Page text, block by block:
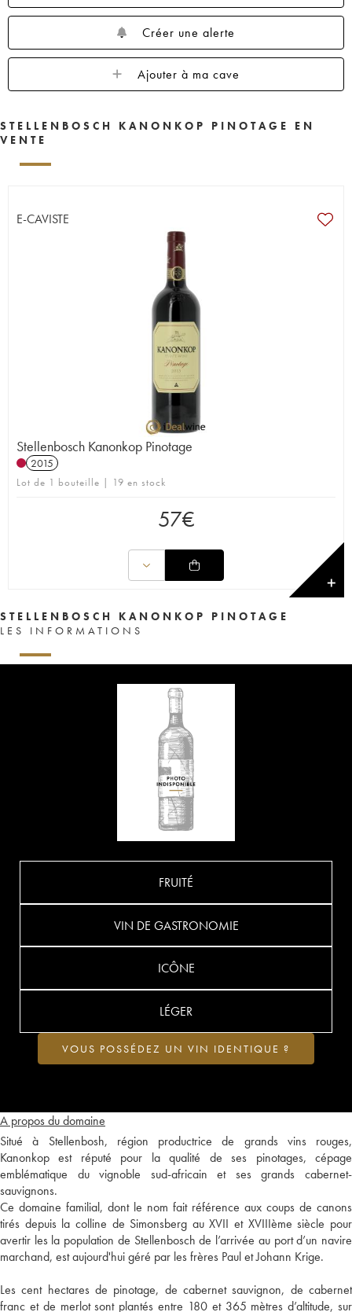
Créer une alerte
Ajouter à ma cave
STELLENBOSCH KANONKOP PINOTAGE EN
VENTE
E-CAVISTE
Stellenbosch Kanonkop Pinotage
2015
Lot de 1 bouteille | 19 en stock
57€
✕
STELLENBOSCH KANONKOP PINOTAGE
LES INFORMATIONS
A propos du domaine
Situé à Stellenbosh, région productrice de grands vins rouges,
Kanonkop est réputé pour la qualité de ses pinotages, cépage
emblématique du vignoble sud-africain et ses grands cabernet-
sauvignons.
Ce domaine familial, dont le nom fait référence aux coups de canons
tirés depuis la colline de Simonsberg au XVII et XVIIIème siècle pour
avertir les la population de Stellenbosch de l’arrivée au port d’un navire
marchand, est aujourd'hui géré par les frères Paul et Johann Krige.
Les cent hectares de pinotage, de cabernet sauvignon, de cabernet
franc et de merlot sont plantés entre 180 et 365 mètres d’altitude, sur
FRUITÉ
VIN DE GASTRONOMIE
ICÔNE
LÉGER
VOUS POSSÉDEZ UN VIN IDENTIQUE ?